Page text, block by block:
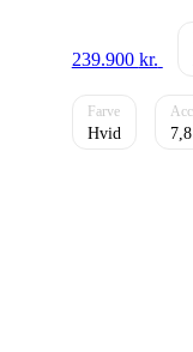
239.900 kr.
Hvid 7,8